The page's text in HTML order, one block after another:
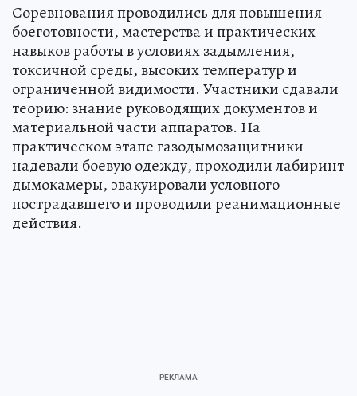
Соревнования проводились для повышения
боеготовности, мастерства и практических
навыков работы в условиях задымления,
токсичной среды, высоких температур и
ограниченной видимости. Участники сдавали
теорию: знание руководящих документов и
материальной части аппаратов. На
практическом этапе газодымозащитники
надевали боевую одежду, проходили лабиринт
дымокамеры, эвакуировали условного
пострадавшего и проводили реанимационные
действия.